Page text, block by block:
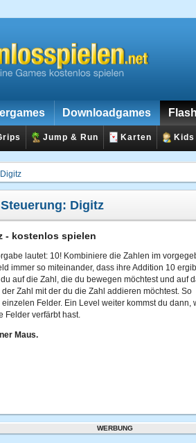
Downloadgames
Jump & Run Karten Kids
Digitz
Digitz
- kostenlos spielen
lautet: 10! Kombiniere die Zahlen im
immer so miteinander, dass ihre Addition 10
du auf die Zahl, die du bewegen möchtest und auf
Zahl mit der du die Zahl addieren möchtest. So
Felder. Ein Level weiter kommst du dann,
Felder verfärbt hast.
Maus.
WERBUNG